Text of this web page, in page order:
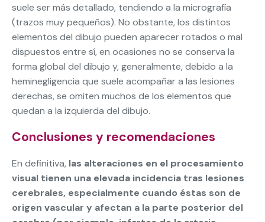
suele ser más detallado, tendiendo a la micrografía
(trazos muy pequeños). No obstante, los distintos
elementos del dibujo pueden aparecer rotados o mal
dispuestos entre sí, en ocasiones no se conserva la
forma global del dibujo y, generalmente, debido a la
heminegligencia que suele acompañar a las lesiones
derechas, se omiten muchos de los elementos que
quedan a la izquierda del dibujo.
Conclusiones y recomendaciones
En definitiva, las alteraciones en el procesamiento
visual tienen una elevada incidencia tras lesiones
cerebrales, especialmente cuando éstas son de
origen vascular y afectan a la parte posterior del